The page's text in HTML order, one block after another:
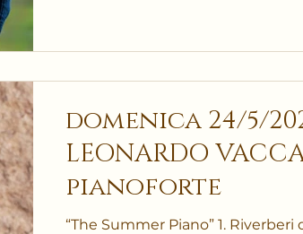
domenica 24/5/
LEONARDO
pianoforte
“The Summer Piano” 1.